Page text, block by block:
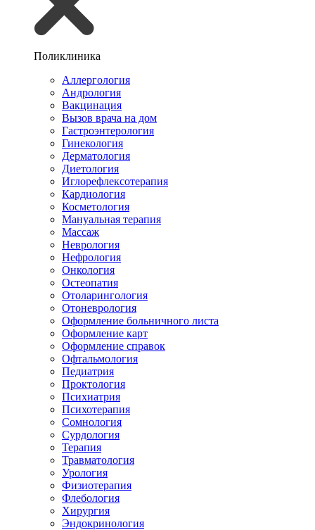
Поликлиника
Аллергология
Андрология
Вакцинация
Вызов врача на дом
Гастроэнтерология
Гинекология
Дерматология
Диетология
Иглорефлексотерапия
Кардиология
Косметология
Мануальная терапия
Массаж
Неврология
Нефрология
Онкология
Остеопатия
Отоларингология
Отоневрология
Оформление больничного листа
Оформление карт
Оформление справок
Офтальмология
Педиатрия
Проктология
Психиатрия
Психотерапия
Сомнология
Сурдология
Терапия
Травматология
Урология
Физиотерапия
Флебология
Хирургия
Эндокринология